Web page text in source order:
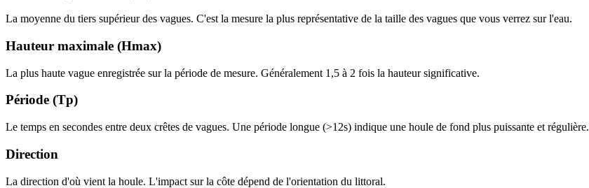
La moyenne du tiers supérieur des vagues. C'est la mesure la plus représentative de la taille des vagues que vous verrez sur l'eau.
Hauteur maximale (Hmax)
La plus haute vague enregistrée sur la période de mesure. Généralement 1,5 à 2 fois la hauteur significative.
Période (Tp)
Le temps en secondes entre deux crêtes de vagues. Une période longue (>12s) indique une houle de fond plus puissante et régulière.
Direction
La direction d'où vient la houle. L'impact sur la côte dépend de l'orientation du littoral.